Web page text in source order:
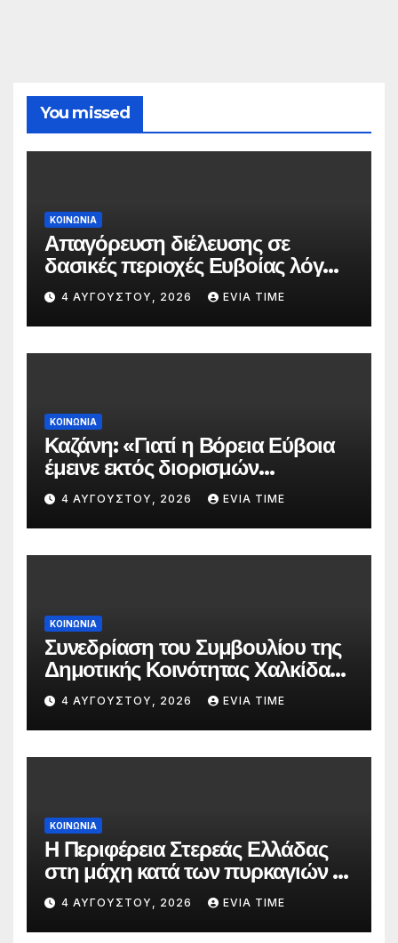
You missed
ΚΟΙΝΩΝΙΑ
Απαγόρευση διέλευσης σε
δασικές περιοχές Ευβοίας λόγω
πολύ υψηλού κινδύνου
πυρκαγιάς
4 ΑΥΓΟΎΣΤΟΥ, 2026 EVIA TIME
ΚΟΙΝΩΝΙΑ
Καζάνη: «Γιατί η Βόρεια Εύβοια
έμεινε εκτός διορισμών
δασκάλων;»
4 ΑΥΓΟΎΣΤΟΥ, 2026 EVIA TIME
ΚΟΙΝΩΝΙΑ
Συνεδρίαση του Συμβουλίου της
Δημοτικής Κοινότητας Χαλκίδας
την 5 Αυγούστου
4 ΑΥΓΟΎΣΤΟΥ, 2026 EVIA TIME
ΚΟΙΝΩΝΙΑ
Η Περιφέρεια Στερεάς Ελλάδας
στη μάχη κατά των πυρκαγιών –
Δράσεις και στήριξη σε πέντε
περιφερειακές ενότητες
4 ΑΥΓΟΎΣΤΟΥ, 2026 EVIA TIME